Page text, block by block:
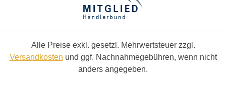
Alle Preise exkl. gesetzl. Mehrwertsteuer zzgl.
Versandkosten und ggf. Nachnahmegebühren, wenn nicht
anders angegeben.